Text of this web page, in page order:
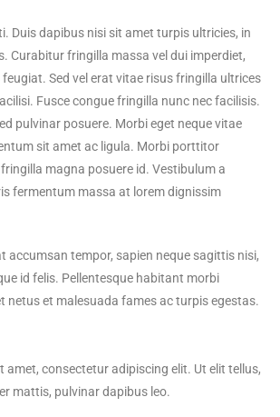
Duis dapibus nisi sit amet turpis ultricies, in
Curabitur fringilla massa vel dui imperdiet,
Sed vel erat vitae risus fringilla ultrices
Fusce congue fringilla nunc nec facilisis.
pulvinar posuere. Morbi eget neque vitae
sit amet ac ligula. Morbi porttitor
magna posuere id. Vestibulum a
fermentum massa at lorem dignissim
accumsan tempor, sapien neque sagittis nisi,
id felis. Pellentesque habitant morbi
netus et malesuada fames ac turpis egestas.
amet, consectetur adipiscing elit. Ut elit tellus,
mattis, pulvinar dapibus leo.